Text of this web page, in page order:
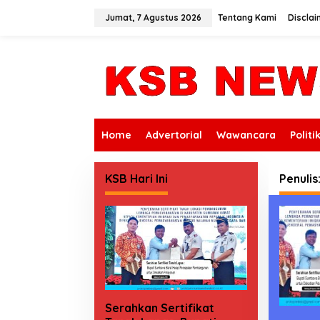
Jumat, 7 Agustus 2026 Tentang Kami
Home Advertorial Wawancara Politik
KSB Hari Ini
Serahkan Sertifikat
Penulis: